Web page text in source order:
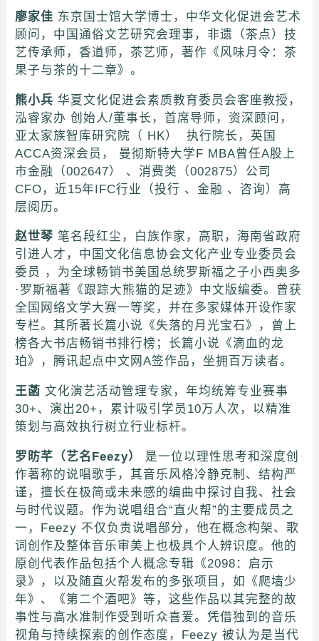
廖家佳 东京国士馆大学博士，中华文化促进会艺术
顾问，中国通俗文艺研究会理事，非遗（茶点）技
艺传承师，香道师，茶艺师，著作《风味月令：茶
果子与茶的十二章》。
熊小兵 华夏文化促进会素质教育委员会客座教授，
泓睿家办 创始人/董事长，首席导师，资深顾问，
亚太家族智库研究院（ HK） 执行院长，英国
ACCA资深会员， 曼彻斯特大学F MBA曾任A股上
市金融（002647） 、消费类（002875）公司
CFO，近15年IFC行业（投行 、金融 、咨询）高
层阅历。
赵世琴 笔名段红尘，白族作家，高职，海南省政府
引进人才，中国文化信息协会文化产业专业委员会
委员 ，为全球畅销书美国总统罗斯福之子小西奥多
·罗斯福著《跟踪大熊猫的足迹》中文版编委。曾获
全国网络文学大赛一等奖，并在多家媒体开设作家
专栏。其所著长篇小说《失落的月光宝石》，曾上
榜各大书店畅销书排行榜；长篇小说《滴血的龙
珀》，腾讯起点中文网A签作品，坐拥百万读者。
王菡 文化演艺活动管理专家，年均统筹专业赛事
30+、演出20+，累计吸引学员10万人次，以精准
策划与高效执行树立行业标杆。
罗昉芊（艺名Feezy） 是一位以理性思考和深度创
作著称的说唱歌手，其音乐风格冷静克制、结构严
谨，擅长在极简或未来感的编曲中探讨自我、社会
与时代议题。作为说唱组合“直火帮”的主要成员之
一，Feezy 不仅负责说唱部分，他在概念构架、歌
词创作及整体音乐审美上也极具个人辨识度。他的
原创代表作品包括个人概念专辑《2098：启示
录》，以及随直火帮发布的多张项目，如《爬墙少
年》、《第二个酒吧》等，这些作品以其完整的故
事性与高水准制作受到听众喜爱。凭借独到的音乐
视角与持续探索的创作态度，Feezy 被认为是当代